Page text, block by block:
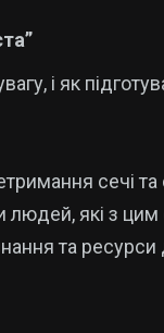
і як
сечі та
людей, які з
та ресурси